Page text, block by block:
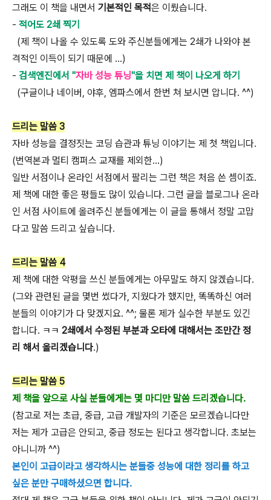
그래도 이 책을 내면서 기본적인 목적은 이뤘습니다.
- 적어도 2쇄 찍기
(제 책이 나올 수 있도록 도와 주신분들에게는 2쇄가 나와야 본
격적인 이득이 되기 때문에 ...)
- 검색엔진에서 "자바 성능 튜닝"을 치면 제 책이 나오게 하기
(구글이나 네이버, 야후, 엠파스에서 한번 쳐 보시면 압니다. ^^)
드리는 말씀 3
자바 성능을 결정짓는 코딩 습관과 튜닝 이야기는 제 첫 책입니다.
(번역본과 멀티 캠퍼스 교재를 제외한...)
일반 서점이나 온라인 서점에서 팔리는 그런 책은 처음 쓴 셈이죠.
제 책에 대한 좋은 평들도 많이 있습니다. 그런 글을 블로그나 온라
인 서점 사이트에 올려주신 분들에게는 이 글을 통해서 정말 고맙
다고 말씀 드리고 싶습니다.
드리는 말씀 4
제 책에 대한 악평을 쓰신 분들에게는 아무말도 하지 않겠습니다.
(그와 관련된 글을 몇번 썼다가, 지웠다가 했지만, 똑똑하신 여러
분들의 이야기가 다 맞겠지요. ^^; 물론 제가 실수한 부분도 있긴
합니다. ㅋㅋ 2쇄에서 수정된 부분과 오타에 대해서는 조만간 정
리 해서 올리겠습니다.)
드리는 말씀 5
제 책을 앞으로 사실 분들에게는 몇 마디만 말씀 드리겠습니다.
(참고로 저는 초급, 중급, 고급 개발자의 기준은 모르겠습니다만
저는 제가 고급은 안되고, 중급 정도는 된다고 생각합니다. 초보는
아니니까 ^^)
본인이 고급이라고 생각하시는 분들중 성능에 대한 정리를 하고
싶은 분만 구매하셨으면 합니다.